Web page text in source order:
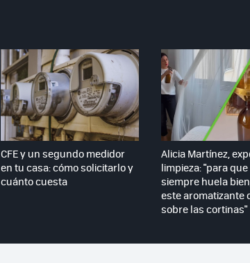
CFE y un segundo medidor
en tu casa: cómo solicitarlo y
cuánto cuesta
Alicia Martínez,
limpieza: "para
siempre huela
este aromatizante
sobre las cortinas"